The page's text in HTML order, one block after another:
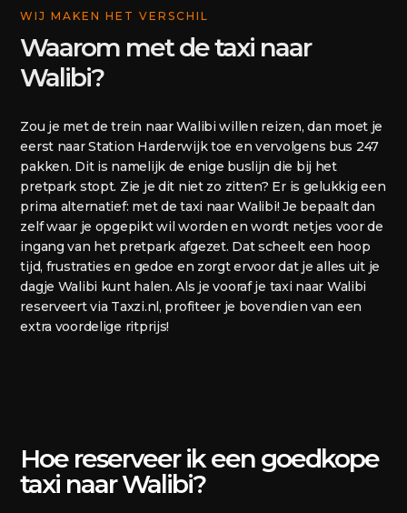
Zou je met de trein naar Walibi willen reizen, dan moet je
eerst naar Station Harderwijk toe en vervolgens bus 247
pakken. Dit is namelijk de enige buslijn die bij het
pretpark stopt. Zie je dit niet zo zitten? Er is gelukkig een
prima alternatief: met de taxi naar Walibi! Je bepaalt dan
zelf waar je opgepikt wil worden en wordt netjes voor de
ingang van het pretpark afgezet. Dat scheelt een hoop
tijd, frustraties en gedoe en zorgt ervoor dat je alles uit je
dagje Walibi kunt halen. Als je vooraf je taxi naar Walibi
reserveert via Taxzi.nl, profiteer je bovendien van een
extra voordelige ritprijs!
WIJ MAKEN HET VERSCHIL
Waarom met de taxi naar
Walibi?
Hoe reserveer ik een goedkope
taxi naar Walibi?